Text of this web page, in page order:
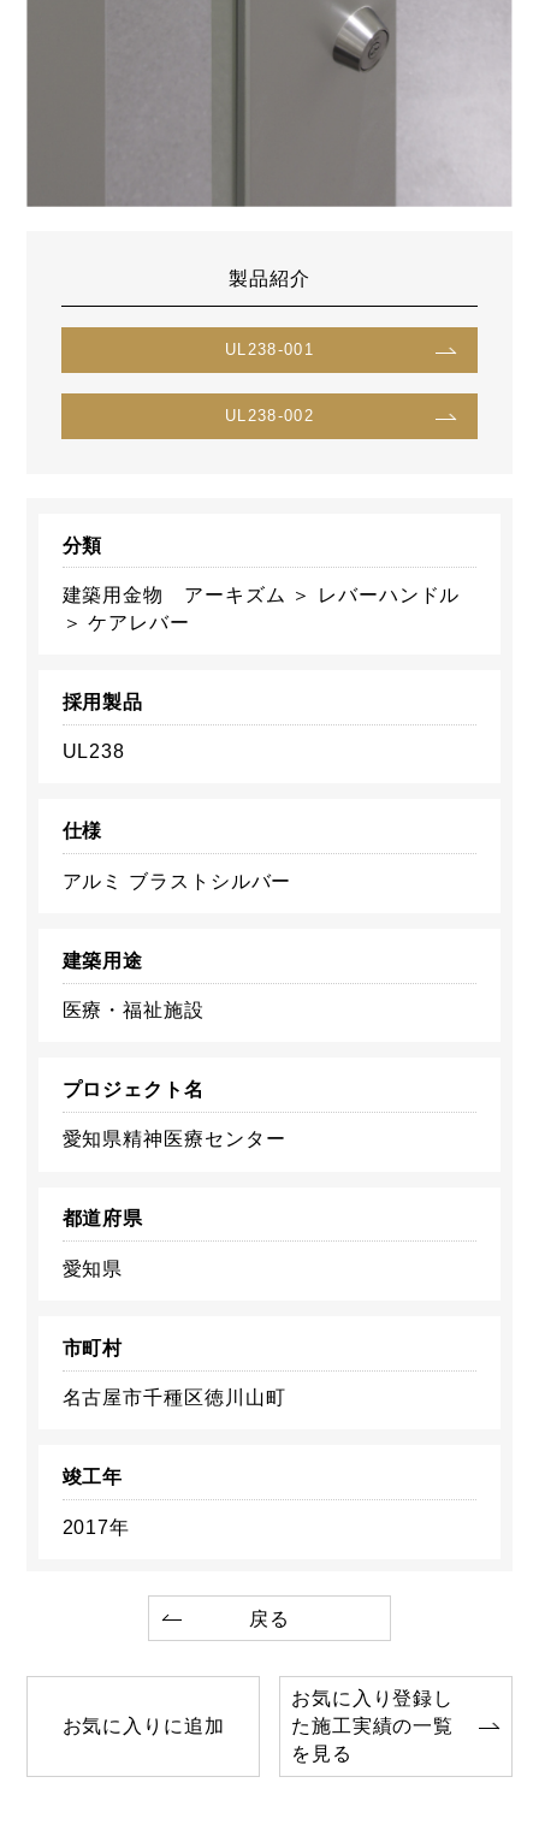
製品紹介
UL238-001
UL238-002
分類
建築用金物 アーキズム ＞ レバーハンドル
＞ ケアレバー
採用製品
UL238
仕様
アルミ ブラストシルバー
建築用途
医療・福祉施設
プロジェクト名
愛知県精神医療センター
都道府県
愛知県
市町村
名古屋市千種区徳川山町
竣工年
2017年
戻る
お気に入りに追加
お気に入り登録し
た施工実績の一覧
を見る